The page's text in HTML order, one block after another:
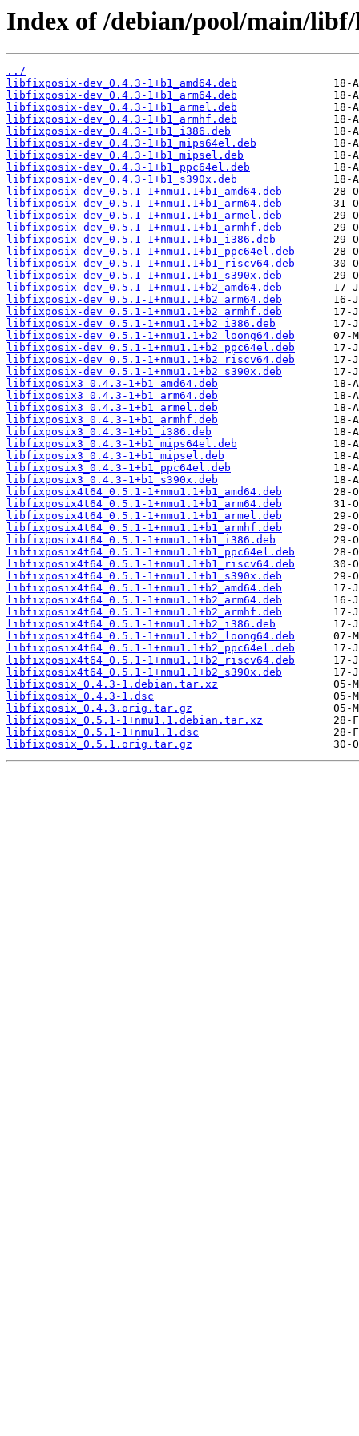
Index of /debian/pool/main/
../
libfixposix-dev_0.4.3-1+b1_amd64.deb
libfixposix-dev_0.4.3-1+b1_arm64.deb
libfixposix-dev_0.4.3-1+b1_armel.deb
libfixposix-dev_0.4.3-1+b1_armhf.deb
libfixposix-dev_0.4.3-1+b1_i386.deb
libfixposix-dev_0.4.3-1+b1_mips64el.deb
libfixposix-dev_0.4.3-1+b1_mipsel.deb
libfixposix-dev_0.4.3-1+b1_ppc64el.deb
libfixposix-dev_0.4.3-1+b1_s390x.deb
libfixposix-dev_0.5.1-1+nmu1.1+b1_amd64.deb
libfixposix-dev_0.5.1-1+nmu1.1+b1_arm64.deb
libfixposix-dev_0.5.1-1+nmu1.1+b1_armel.deb
libfixposix-dev_0.5.1-1+nmu1.1+b1_armhf.deb
libfixposix-dev_0.5.1-1+nmu1.1+b1_i386.deb
libfixposix-dev_0.5.1-1+nmu1.1+b1_ppc64el.deb
libfixposix-dev_0.5.1-1+nmu1.1+b1_riscv64.deb
libfixposix-dev_0.5.1-1+nmu1.1+b1_s390x.deb
libfixposix-dev_0.5.1-1+nmu1.1+b2_amd64.deb
libfixposix-dev_0.5.1-1+nmu1.1+b2_arm64.deb
libfixposix-dev_0.5.1-1+nmu1.1+b2_armhf.deb
libfixposix-dev_0.5.1-1+nmu1.1+b2_i386.deb
libfixposix-dev_0.5.1-1+nmu1.1+b2_loong64.deb
libfixposix-dev_0.5.1-1+nmu1.1+b2_ppc64el.deb
libfixposix-dev_0.5.1-1+nmu1.1+b2_riscv64.deb
libfixposix-dev_0.5.1-1+nmu1.1+b2_s390x.deb
libfixposix3_0.4.3-1+b1_amd64.deb
libfixposix3_0.4.3-1+b1_arm64.deb
libfixposix3_0.4.3-1+b1_armel.deb
libfixposix3_0.4.3-1+b1_armhf.deb
libfixposix3_0.4.3-1+b1_i386.deb
libfixposix3_0.4.3-1+b1_mips64el.deb
libfixposix3_0.4.3-1+b1_mipsel.deb
libfixposix3_0.4.3-1+b1_ppc64el.deb
libfixposix3_0.4.3-1+b1_s390x.deb
libfixposix4t64_0.5.1-1+nmu1.1+b1_amd64.deb
libfixposix4t64_0.5.1-1+nmu1.1+b1_arm64.deb
libfixposix4t64_0.5.1-1+nmu1.1+b1_armel.deb
libfixposix4t64_0.5.1-1+nmu1.1+b1_armhf.deb
libfixposix4t64_0.5.1-1+nmu1.1+b1_i386.deb
libfixposix4t64_0.5.1-1+nmu1.1+b1_ppc64el.deb
libfixposix4t64_0.5.1-1+nmu1.1+b1_riscv64.deb
libfixposix4t64_0.5.1-1+nmu1.1+b1_s390x.deb
libfixposix4t64_0.5.1-1+nmu1.1+b2_amd64.deb
libfixposix4t64_0.5.1-1+nmu1.1+b2_arm64.deb
libfixposix4t64_0.5.1-1+nmu1.1+b2_armhf.deb
libfixposix4t64_0.5.1-1+nmu1.1+b2_i386.deb
libfixposix4t64_0.5.1-1+nmu1.1+b2_loong64.deb
libfixposix4t64_0.5.1-1+nmu1.1+b2_ppc64el.deb
libfixposix4t64_0.5.1-1+nmu1.1+b2_riscv64.deb
libfixposix4t64_0.5.1-1+nmu1.1+b2_s390x.deb
libfixposix_0.4.3-1.debian.tar.xz
libfixposix_0.4.3-1.dsc
libfixposix_0.4.3.orig.tar.gz
libfixposix_0.5.1-1+nmu1.1.debian.tar.xz
libfixposix_0.5.1-1+nmu1.1.dsc
libfixposix_0.5.1.orig.tar.gz